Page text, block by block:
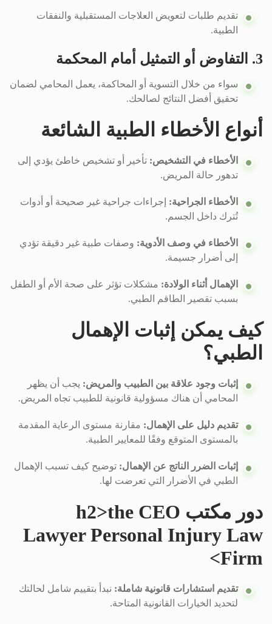
تقديم طلبات لتعويض العلاجات المستقبلية والنفقات
الطبية.
3. التفاوض أو التمثيل أمام المحكمة
سواء من خلال التسوية أو المحاكمة، يعمل المحامي لضمان
تحقيق أفضل النتائج لصالحك.
أنواع الأخطاء الطبية الشائعة
الأخطاء في التشخيص: تأخير أو تشخيص خاطئ يؤدي إلى
تدهور حالة المريض.
الأخطاء الجراحية: إجراءات جراحية غير صحيحة أو أدوات
تُترك داخل الجسم.
الأخطاء في وصف الأدوية: وصفات طبية غير دقيقة تؤدي
إلى أضرار جسيمة.
الإهمال أثناء الولادة: مشكلات تؤثر على صحة الأم أو الطفل
بسبب تقصير الطاقم الطبي.
كيف يمكن إثبات الإهمال
الطبي؟
إثبات وجود علاقة بين الطبيب والمريض: يجب أن يظهر
المحامي أن هناك مسؤولية قانونية للطبيب تجاه المريض.
تقديم دليل على الإهمال: مقارنة مستوى الرعاية المقدمة
بالمستوى المتوقع وفقًا للمعايير الطبية.
إثبات الضرر الناتج عن الإهمال: توضيح كيف تسبب الإهمال
الطبي في الأضرار التي تعرضت لها.
دور مكتب h2>the CEO
Lawyer Personal Injury Law
Firm>
تقديم استشارات قانونية شاملة: نبدأ بتقييم شامل لحالتك
لتحديد الخيارات القانونية المتاحة.